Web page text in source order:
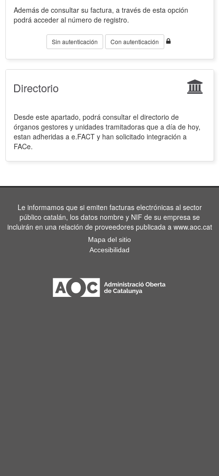
Además de consultar su factura, a través de esta opción
podrá acceder al número de registro.
Sin autenticación Con autenticación
Directorio
Desde este apartado, podrá consultar el directorio de
órganos gestores y unidades tramitadoras que a día de hoy,
estan adheridas a e.FACT y han solicitado integración a
FACe.
Le informamos que si emiten facturas electrónicas al sector
público catalán, los datos nombre y NIF de su empresa se
incluirán en una relación de proveedores publicada a www.aoc.cat
Mapa del sitio
Accesibilidad